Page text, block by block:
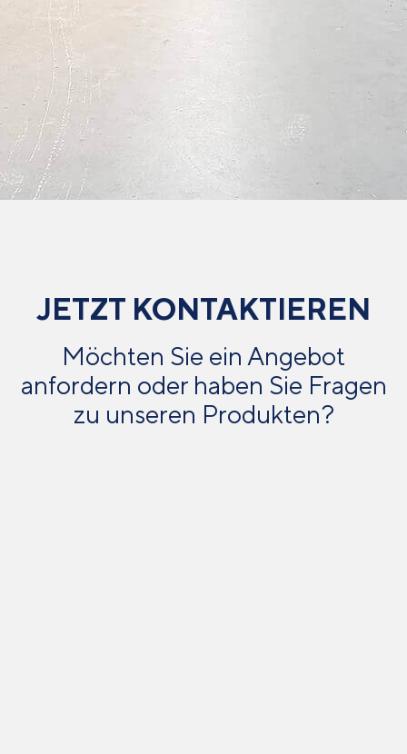
JETZT KONTAKTIEREN
Möchten Sie ein Angebot
anfordern oder haben Sie Fragen
zu unseren Produkten?